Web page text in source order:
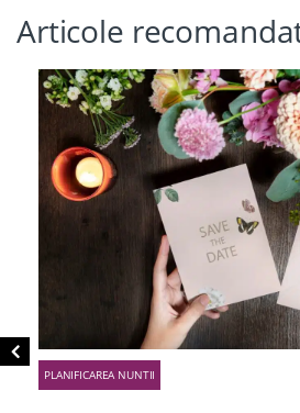
Articole
PLANIFICAREA NUNTII